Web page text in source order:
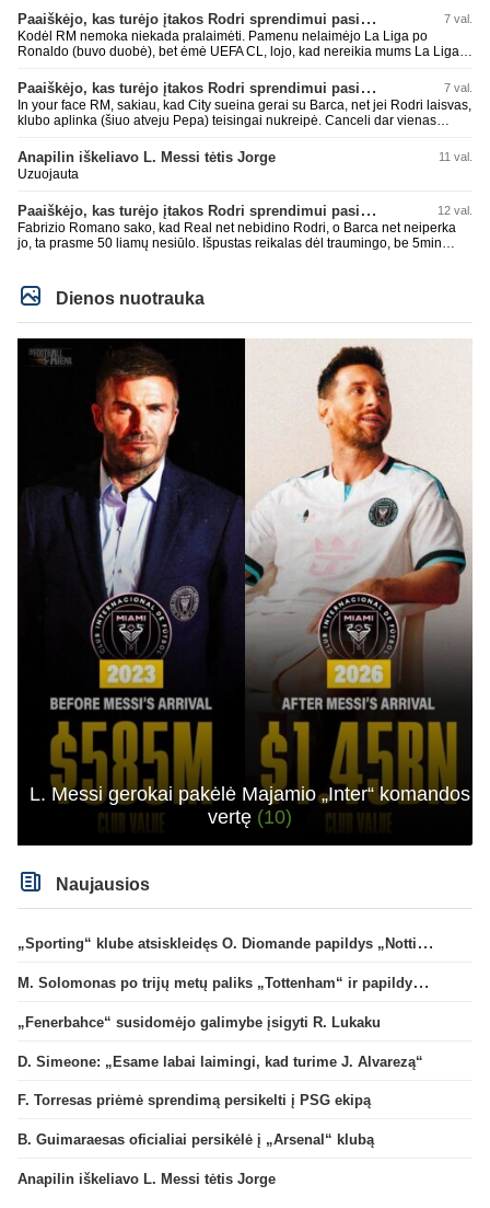
Paaiškėjo, kas turėjo įtakos Rodri sprendimui pasirinkti Barselonos pusę 7 val.
Kodėl RM nemoka niekada pralaimėti. Pamenu nelaimėjo La Liga po
Ronaldo (buvo duobė), bet ėmė UEFA CL, lojo, kad nereikia mums La Liga,
laimėti La Liga. Dabar vėl gavo nuo Barcos ir Rodri ateina ne pas juos, vėl
nereikia mums jo, senas ir t.t. Gal davai vyriškai priimkit tuos pralaimėjimus
be kvailų nereikia, nenorim ir t.t.
Paaiškėjo, kas turėjo įtakos Rodri sprendimui pasirinkti Barselonos pusę 7 val.
In your face RM, sakiau, kad City sueina gerai su Barca, net jei Rodri laisvas,
klubo aplinka (šiuo atveju Pepa) teisingai nukreipė. Canceli dar vienas
Super
Anapilin iškeliavo L. Messi tėtis Jorge 11 val.
Uzuojauta
Paaiškėjo, kas turėjo įtakos Rodri sprendimui pasirinkti Barselonos pusę 12 val.
Fabrizio Romano sako, kad Real net nebidino Rodri, o Barca net neiperka
jo, ta prasme 50 liamų nesiūlo. Išpustas reikalas dėl traumingo, be 5min
Dienos nuotrauka
L. Messi gerokai pakėlė Majamio „Inter“ komandos
vertę (10)
Naujausios
„Sporting“ klube atsiskleidęs O. Diomande papildys „Nottingham“ gretas
M. Solomonas po trijų metų paliks „Tottenham“ ir papildys „West Ham“ klubą
„Fenerbahce“ susidomėjo galimybe įsigyti R. Lukaku
D. Simeone: „Esame labai laimingi, kad turime J. Alvarezą“
F. Torresas priėmė sprendimą persikelti į PSG ekipą
B. Guimaraesas oficialiai persikėlė į „Arsenal“ klubą
Anapilin iškeliavo L. Messi tėtis Jorge